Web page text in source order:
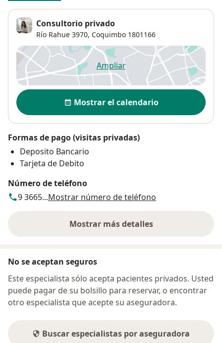
Consultorio privado
Río Rahue 3970, Coquimbo 1801166
Ampliarse abre en una nueva
Disponibilidad
Mostrar el calendario
Formas de pago (visitas privadas)
Deposito Bancario
Tarjeta de Debito
Número de teléfono
9 3665...Mostrar número de teléfono
Mostrar más detalles
sobre la dirección
No se aceptan seguros
Este especialista sólo acepta pacientes privados. Usted
puede pagar de su bolsillo para reservar, o encontrar
otro especialista que acepte su aseguradora.
Buscar especialistas por aseguradora